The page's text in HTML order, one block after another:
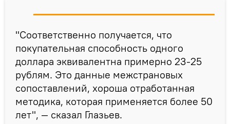
"Соответственно получается, что
покупательная способность одного
доллара эквивалентна примерно 23-25
рублям. Это данные межстрановых
сопоставлений, хороша отработанная
методика, которая применяется более 50
лет", — сказал Глазьев.